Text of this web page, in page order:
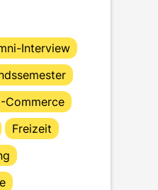
Interview
Commerce
Freizeit